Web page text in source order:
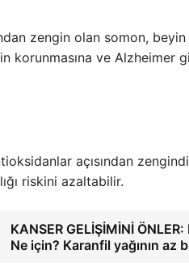
zengin olan somon, beyin
ve Alzheimer
açısından
riskini azaltabilir.
KANSER GELİŞİMİNİ
Ne için? Karanfil yağının az